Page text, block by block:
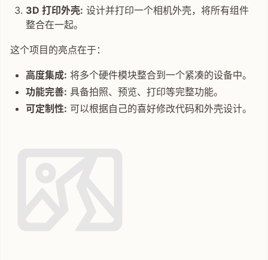
3D 打印外壳: 设计并打印一个相机外壳，将所有组件
整合在一起。
这个项目的亮点在于：
高度集成: 将多个硬件模块整合到一个紧凑的设备中。
功能完善: 具备拍照、预览、打印等完整功能。
可定制性: 可以根据自己的喜好修改代码和外壳设计。